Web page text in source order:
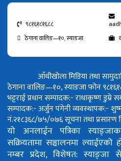
९८१६१८१६८८
ठेगाना वालिङ—१०, स्याङजा
आँधीखोला मिडिया तथा
ठेगाना वालिङ—१०, स्याङजा फोन
भट्टराईप्रधान सम्पादक:- राधाकृष्ण डुम्रे
सम्पादक:- अर्जुन पंगेनीव्यवस्थापक:-
नं.२१८३६८/७५/०७६सूचना तथा प्रसारण
यो अनलाईन पत्रिका
सक्रियतामा सञ्चालनमा ल्याईएको
नम्बर प्रदेश, विशेषत: स्याङ्जा